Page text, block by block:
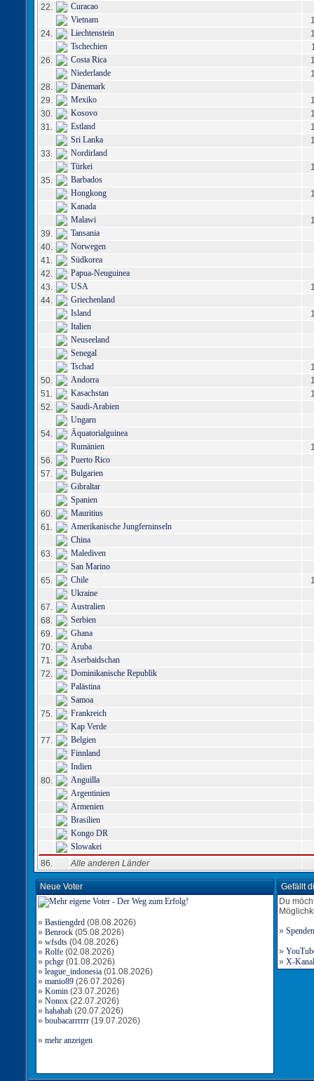
22.
Curacao
Vietnam
24.
Liechtenstein
Tschechien
26.
Costa Rica
Niederlande
28.
Dänemark
29.
Mexiko
30.
Kosovo
31.
Estland
Sri Lanka
33.
Nordirland
Türkei
35.
Barbados
Hongkong
Kanada
Malawi
39.
Tansania
40.
Norwegen
41.
Südkorea
42.
Papua-Neuguinea
43.
USA
44.
Griechenland
Island
Italien
Neuseeland
Senegal
Tschad
50.
Andorra
51.
Kasachstan
52.
Saudi-Arabien
Ungarn
54.
Äquatorialguinea
Rumänien
56.
Puerto Rico
57.
Bulgarien
Gibraltar
Spanien
60.
Mauritius
61.
Amerikanische Jungferninseln
China
63.
Malediven
San Marino
65.
Chile
Ukraine
67.
Australien
68.
Serbien
69.
Ghana
70.
Aruba
71.
Aserbaidschan
72.
Dominikanische Republik
Palästina
Samoa
75.
Frankreich
Kap Verde
77.
Belgien
Finnland
Indien
80.
Anguilla
Argentinien
Armenien
Brasilien
Kongo DR
Slowakei
86.
Alle anderen Länder
Neue Voter
» Bastiengdrd (08.08.2026)
» Benrock (05.08.2026)
» wfsdts (04.08.2026)
» Rolfe (02.08.2026)
» pchgr (01.08.2026)
» league_indonesia (01.08.2026)
» manio89 (26.07.2026)
» Komin (23.07.2026)
» Nonox (22.07.2026)
» hahahah (20.07.2026)
» boubacarrrrrr (19.07.2026)
» mehr anzeigen
Gefällt
Du
» Spenden
»
» X-